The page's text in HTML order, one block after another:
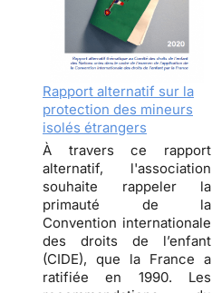
Rapport alternatif sur la
protection des mineurs
isolés étrangers
À travers ce rapport
alternatif, l'association
souhaite rappeler la
primauté de la
Convention internationale
des droits de l’enfant
(CIDE), que la France a
ratifiée en 1990. Les